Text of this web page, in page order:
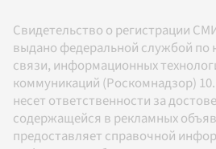
Свидетельство о регистрации
выдано федеральной службой по
связи, информационных
коммуникаций (Роскомнадзор)
несет ответственности за
содержащейся в рекламных
предоставляет справочной